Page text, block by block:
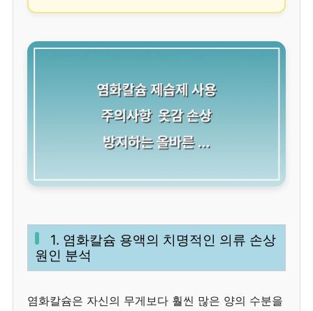
1. 염화칼슘 용액의 치명적인 의류 손상
원인 분석
염화칼슘은 자신의 무게보다 훨씬 많은 양의 수분을